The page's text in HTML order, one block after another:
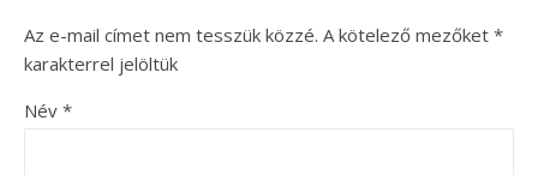
Az e-mail címet nem tesszük közzé. A kötelező mezőket *
karakterrel jelöltük
Név *